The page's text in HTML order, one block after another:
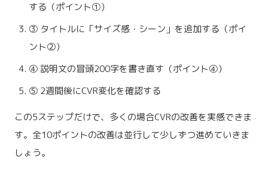
する（ポイント①）
③ タイトルに「サイズ感・シーン」を追加する（ポイ
ント②）
④ 説明文の冒頭200字を書き直す（ポイント④）
⑤ 2週間後にCVR変化を確認する
この5ステップだけで、多くの場合CVRの改善を実感できま
す。全10ポイントの改善は並行して少しずつ進めていきま
しょう。